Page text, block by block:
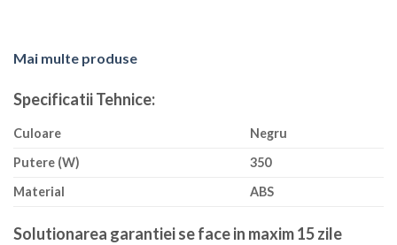
Mai multe produse
Specificatii Tehnice:
Culoare
Negru
Putere (W)
350
Material
ABS
Solutionarea garantiei se face in maxim 15 zile